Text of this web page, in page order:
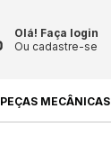
Olá! Faça login
Ou cadastre-se
PEÇAS MECÂNICAS